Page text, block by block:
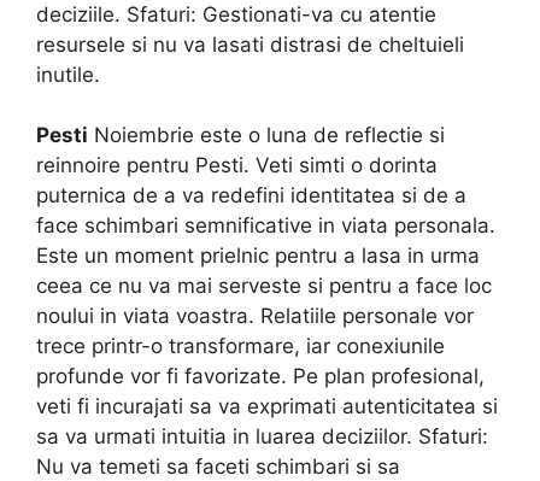
deciziile. Sfaturi: Gestionati-va cu atentie
resursele si nu va lasati distrasi de cheltuieli
inutile.
Pesti Noiembrie este o luna de reflectie si
reinnoire pentru Pesti. Veti simti o dorinta
puternica de a va redefini identitatea si de a
face schimbari semnificative in viata personala.
Este un moment prielnic pentru a lasa in urma
ceea ce nu va mai serveste si pentru a face loc
noului in viata voastra. Relatiile personale vor
trece printr-o transformare, iar conexiunile
profunde vor fi favorizate. Pe plan profesional,
veti fi incurajati sa va exprimati autenticitatea si
sa va urmati intuitia in luarea deciziilor. Sfaturi:
Nu va temeti sa faceti schimbari si sa